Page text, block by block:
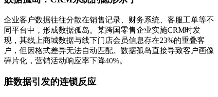
企业客户数据往往分散在销售记录、财务系统、客服工单等不
同平台中，形成数据孤岛。某跨国零售企业实施CRM时发
现，其线上商城数据与线下门店会员信息存在23%的重叠客
户，但因格式差异无法自动匹配。数据孤岛直接导致客户画像
碎片化，营销活动响应率下降40%。
脏数据引发的连锁反应